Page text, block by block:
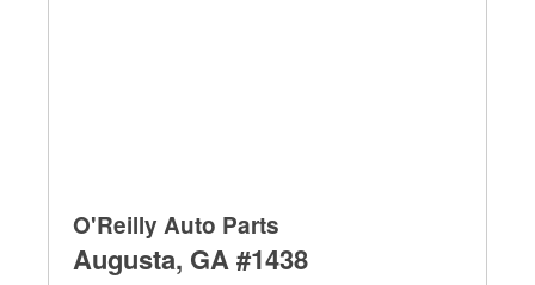
O'Reilly Auto Parts
Augusta, GA #1438